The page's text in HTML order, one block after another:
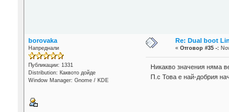
borovaka
Напреднали
Публикации: 1331
Distribution: Каквото дойде
Window Manager: Gnome / KDE
Re: Dual boot
«Отговор #35 -:
Никакво значения няма
П.с Това е най-добрия